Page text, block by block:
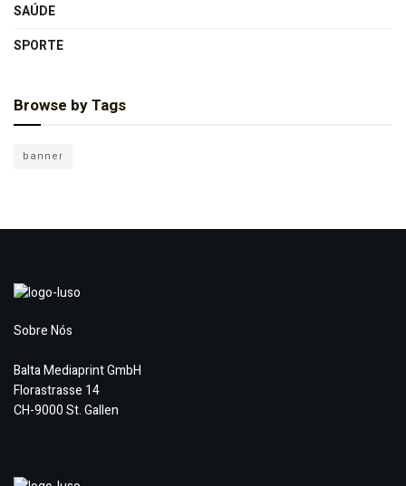
SAÚDE
SPORTE
Browse by Tags
banner
Sobre Nós
Balta Mediaprint GmbH
Florastrasse 14
CH-9000 St. Gallen